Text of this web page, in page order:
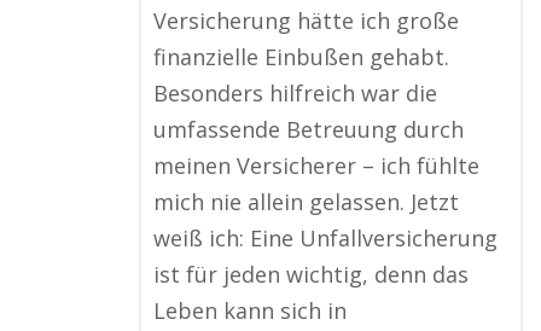
Versicherung hätte ich große
finanzielle Einbußen gehabt.
Besonders hilfreich war die
umfassende Betreuung durch
meinen Versicherer – ich fühlte
mich nie allein gelassen. Jetzt
weiß ich: Eine Unfallversicherung
ist für jeden wichtig, denn das
Leben kann sich in